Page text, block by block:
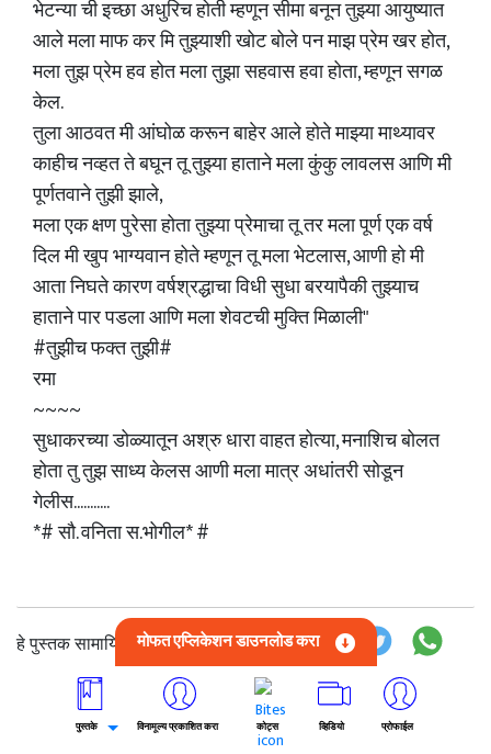
भेटन्या ची इच्छा अधुरिच होती म्हणून सीमा बनून तुझ्या आयुष्यात
आले मला माफ कर मि तुझ्याशी खोट बोले पन माझ प्रेम खर होत,
मला तुझ प्रेम हव होत मला तुझा सहवास हवा होता, म्हणून सगळ
केल.
तुला आठवत मी आंघोळ करून बाहेर आले होते माझ्या माथ्यावर
काहीच नव्हत ते बघून तू तुझ्या हाताने मला कुंकु लावलस आणि मी
पूर्णतवाने तुझी झाले,
मला एक क्षण पुरेसा होता तुझ्या प्रेमाचा तू तर मला पूर्ण एक वर्ष
दिल मी खुप भाग्यवान होते म्हणून तू मला भेटलास, आणी हो मी
आता निघते कारण वर्षश्रद्धाचा विधी सुधा बरयापैकी तुझ्याच
हाताने पार पडला आणि मला शेवटची मुक्ति मिळाली"
#तुझीच फक्त तुझी#
रमा
~~~~
सुधाकरच्या डोळ्यातून अश्रु धारा वाहत होत्या, मनाशिच बोलत
होता तु तुझ साध्य केलस आणी मला मात्र अधांतरी सोडून
गेलीस...........
*# सौ. वनिता स.भोगील* #
हे पुस्तक सामायिक करा:
लेखक बद्दल
Vanita Bhogil
फॉलो करा
मोफत एप्लिकेशन डाउनलोड करा
पुस्तके विनामूल्य प्रकाशित करा कोट्स व्हिडियो प्रोफाईल